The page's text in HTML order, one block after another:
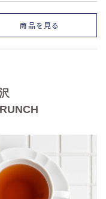
商品を見る